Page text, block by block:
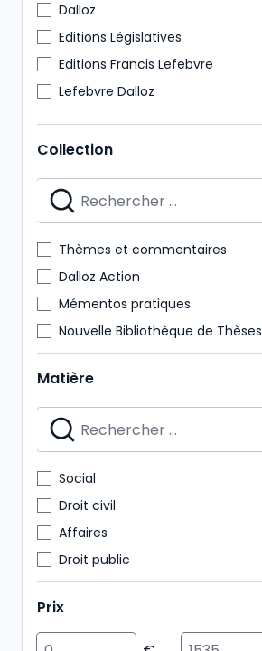
Dalloz
Editions Législatives
Editions Francis Lefebvre
Lefebvre Dalloz
Collection
Thèmes et commentaires
Dalloz Action
Mémentos pratiques
Nouvelle Bibliothèque de Thèses
À savoir
Codes Dalloz Universitaires et Pro
Hors Collection
Hors-séries Juris
Matière
Social
Droit civil
Affaires
Droit public
Multimatières
Fiscal
Sciences politiques et sociales
Prix